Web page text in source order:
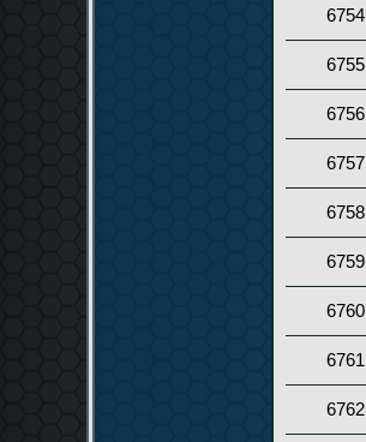
6754
6755
6756
6757
6758
6759
6760
6761
6762